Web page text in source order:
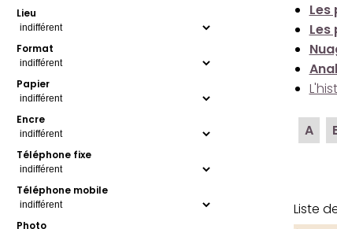
Lieu
Format
Papier
Encre
Téléphone fixe
Téléphone mobile
Photo
Les
Les
A
Liste